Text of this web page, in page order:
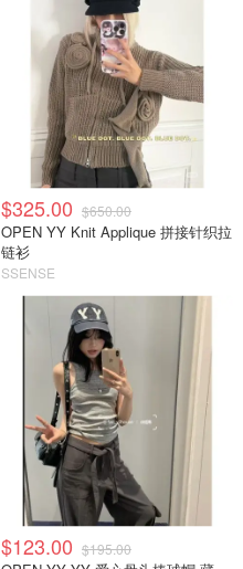
$325.00 $650.00
OPEN YY Knit Applique 拼接针织拉
链衫
SSENSE
$123.00 $195.00